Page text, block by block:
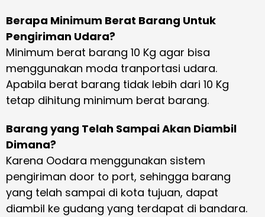
Berapa Minimum Berat Barang Untuk
Pengiriman Udara?
Minimum berat barang 10 Kg agar bisa
menggunakan moda tranportasi udara.
Apabila berat barang tidak lebih dari 10 Kg
tetap dihitung minimum berat barang.
Barang yang Telah Sampai Akan Diambil
Dimana?
Karena Oodara menggunakan sistem
pengiriman door to port, sehingga barang
yang telah sampai di kota tujuan, dapat
diambil ke gudang yang terdapat di bandara.